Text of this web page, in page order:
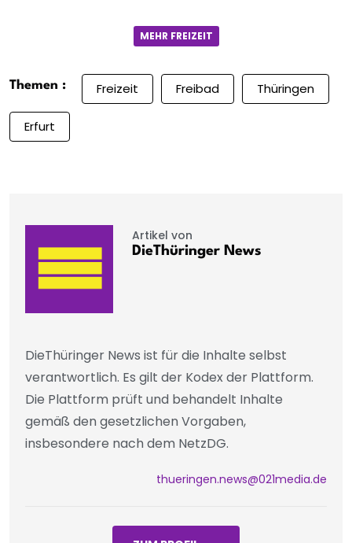
MEHR FREIZEIT
Themen : Freizeit Freibad Thüringen
Erfurt
Artikel von
DieThüringer News
DieThüringer News ist für die Inhalte selbst
verantwortlich. Es gilt der Kodex der Plattform.
Die Plattform prüft und behandelt Inhalte
gemäß den gesetzlichen Vorgaben,
insbesondere nach dem NetzDG.
thueringen.news@021media.de